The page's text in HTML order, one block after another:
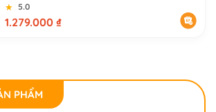
★
★ 5.0
1.279.000 ₫
PHẨM